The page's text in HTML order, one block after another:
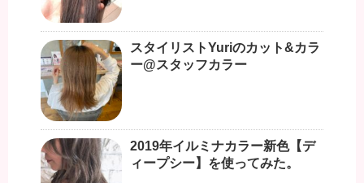
スタイリストYuriのカット&カラ
ー@スタッフカラー
2019年イルミナカラー新色【デ
ィープシー】を使ってみた。